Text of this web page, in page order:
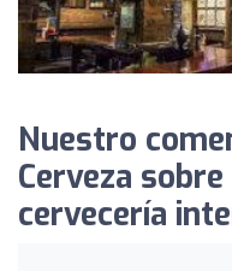
Nuestro
Cerveza
cervecería